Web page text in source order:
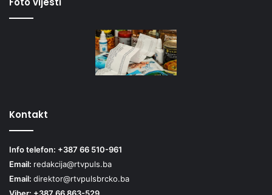
Kontakt
Info telefon: +387 66 510-961
Email: redakcija@rtvpuls.ba
Email: direktor@rtvpulsbrcko.ba